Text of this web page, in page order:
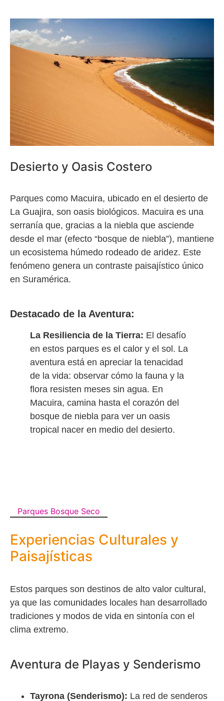
Desierto y Oasis Costero
Parques como Macuira, ubicado en el desierto de
La Guajira, son oasis biológicos. Macuira es una
serranía que, gracias a la niebla que asciende
desde el mar (efecto “bosque de niebla”), mantiene
un ecosistema húmedo rodeado de aridez. Este
fenómeno genera un contraste paisajístico único
en Suramérica.
Destacado de la Aventura:
La Resiliencia de la Tierra: El desafío
en estos parques es el calor y el sol. La
aventura está en apreciar la tenacidad
de la vida: observar cómo la fauna y la
flora resisten meses sin agua. En
Macuira, camina hasta el corazón del
bosque de niebla para ver un oasis
tropical nacer en medio del desierto.
Parques Bosque Seco
Experiencias Culturales y
Paisajísticas
Estos parques son destinos de alto valor cultural,
ya que las comunidades locales han desarrollado
tradiciones y modos de vida en sintonía con el
clima extremo.
Aventura de Playas y Senderismo
Tayrona (Senderismo): La red de senderos